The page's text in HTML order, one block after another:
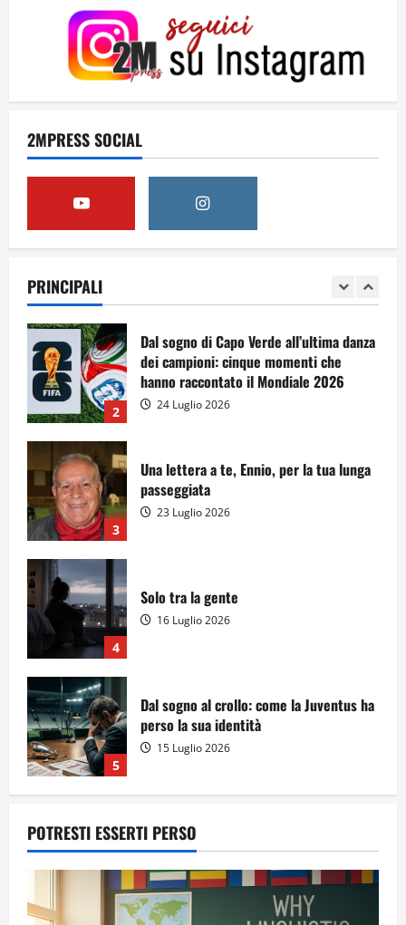
2MPRESS SOCIAL
PRINCIPALI
4
16 Luglio 2026
5
15 Luglio 2026
A Sergio, dal ragazzo furbo
2
Dal sogno di Capo Verde all’ultima danza
dei campioni: cinque momenti che
hanno raccontato il Mondiale 2026
24 Luglio 2026
3
Una lettera a te, Ennio, per la tua lunga
passeggiata
23 Luglio 2026
4
Solo tra la gente
16 Luglio 2026
5
Dal sogno al crollo: come la Juventus ha
perso la sua identità
15 Luglio 2026
A Sergio, dal ragazzo furbo
28 Luglio 2026
POTRESTI ESSERTI PERSO